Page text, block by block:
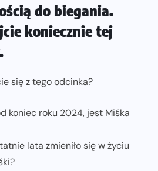
do biegania.
koniecznie tej
się z tego odcinka?
koniec roku 2024, jest Miśka
lata zmieniło się w życiu